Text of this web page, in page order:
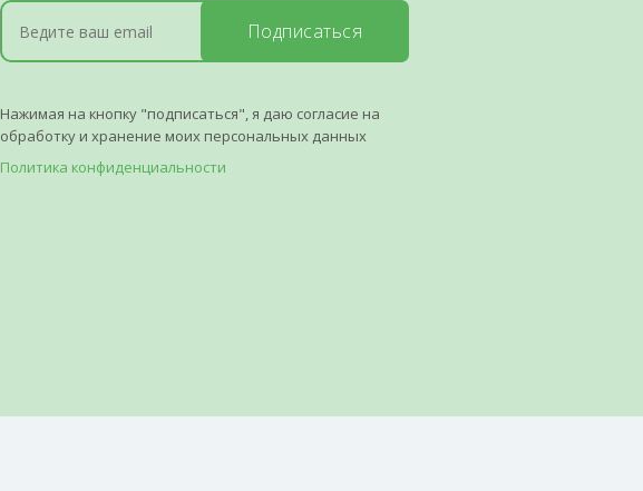
Подписаться
Нажимая на кнопку "подписаться", я даю согласие на
обработку и хранение моих персональных данных
Политика конфиденциальности